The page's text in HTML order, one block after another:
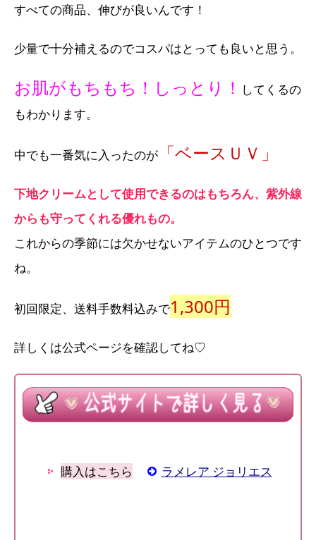
すべての商品、伸びが良いんです！
少量で十分補えるのでコスパはとっても良いと思う。
お肌がもちもち！しっとり！ してくるの
もわかります。
中でも一番気に入ったのが 「ベースＵＶ」
下地クリームとして使用できるのはもちろん、紫外線
からも守ってくれる優れもの。
これからの季節には欠かせないアイテムのひとつです
ね。
初回限定、送料手数料込みで1,300円
詳しくは公式ページを確認してね♡
購入はこちら ラメレア ジョリエス